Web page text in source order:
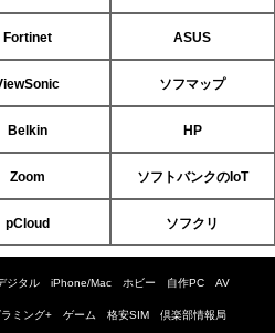
Fortinet ASUS
ソフマップ
Belkin HP
Zoom ソフトバンクのIoT
pCloud ソフクリ
ジタル iPhone/Mac ホビー 自作PC AV
ミング+ ゲーム 格安SIM 倶楽部情報局